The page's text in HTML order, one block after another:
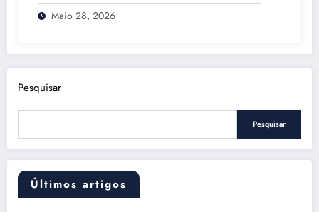
Maio 28, 2026
Pesquisar
Pesquisar
Últimos artigos